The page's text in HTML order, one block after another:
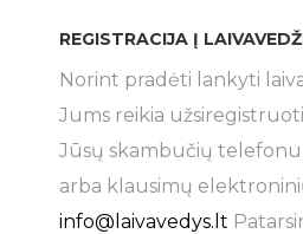
REGISTRACIJA Į
Norint pradėti lankyti
Jums reikia
Jūsų skambučių telefonu
arba klausimų
info@laivavedys.lt